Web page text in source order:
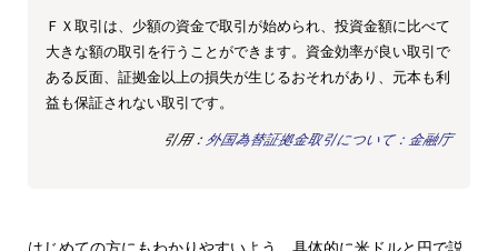
ＦＸ取引は、少額の資金で取引が始められ、投資金額に比べて
大きな額の取引を行うことができます。資金効率が良い取引で
ある反面、証拠金以上の損失が生じるおそれがあり、元本も利
益も保証されない取引です。
引用：外国為替証拠金取引について：金融庁
はじめての方にもわかりやすいよう、具体的に米ドルと円で説